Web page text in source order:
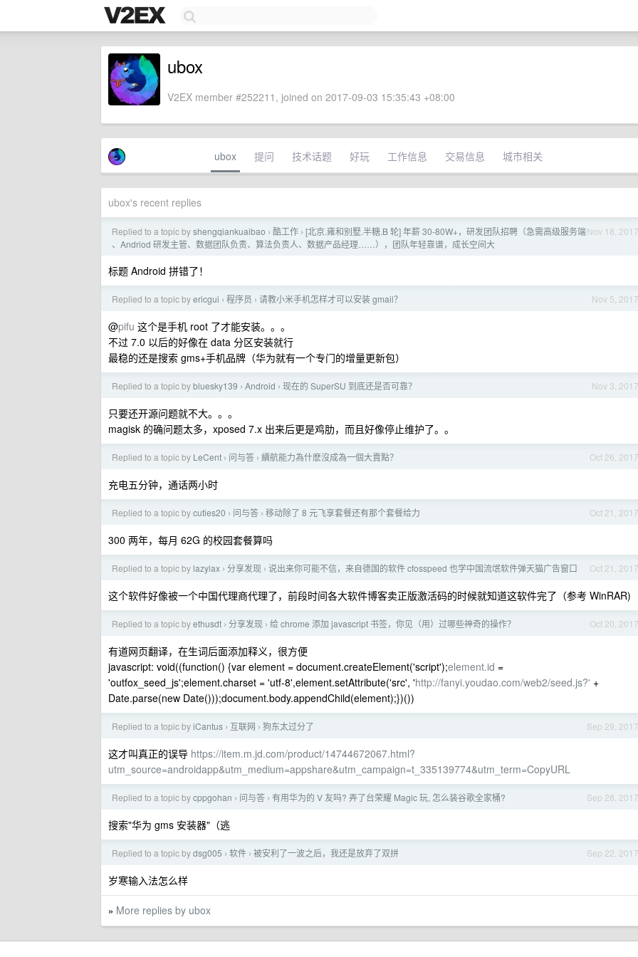
ubox
V2EX member #252211, joined on 2017-09-03 15:35:43 +08:00
ubox 提问 技术话题 好玩 工作信息 交易信息 城市相关
ubox's recent replies
Nov 18, 2017
Replied to a topic byshengqiankuaibao › 酷工作 › [北京.雍和别墅.半糖.B 轮] 年薪 30-80W+，研发团队招聘（急需高级服务端
、Andriod 研发主管、数据团队负责、算法负责人、数据产品经理……），团队年轻靠谱，成长空间大
标题 Android 拼错了！
Nov 5, 2017
Replied to a topic byericgui › 程序员 › 请教小米手机怎样才可以安装 gmail？
@pifu 这个是手机 root 了才能安装。。。
不过 7.0 以后的好像在 data 分区安装就行
最稳的还是搜索 gms+手机品牌（华为就有一个专门的增量更新包）
Nov 3, 2017
Replied to a topic bybluesky139 › Android › 现在的 SuperSU 到底还是否可靠？
只要还开源问题就不大。。。
magisk 的确问题太多，xposed 7.x 出来后更是鸡肋，而且好像停止维护了。。
Oct 26, 2017
Replied to a topic by LeCent › 问与答 › 續航能力為什麽沒成為一個大賣點？
充电五分钟，通话两小时
Oct 21, 2017
Replied to a topic bycuties20 › 问与答 › 移动除了 8 元飞享套餐还有那个套餐给力
300 两年，每月 62G 的校园套餐算吗
Oct 21, 2017
Replied to a topic by lazylax › 分享发现 › 说出来你可能不信，来自德国的软件 cfosspeed 也学中国流氓软件弹天猫广告窗口
这个软件好像被一个中国代理商代理了，前段时间各大软件博客卖正版激活码的时候就知道这软件完了（参考 WinRAR)
Oct 20, 2017
Replied to a topic byethusdt › 分享发现 › 给 chrome 添加 javascript 书签，你见（用）过哪些神奇的操作？
有道网页翻译，在生词后面添加释义，很方便
javascript: void((function() {var element = document.createElement('script');element.id =
'outfox_seed_js';element.charset = 'utf-8',element.setAttribute('src', 'http://fanyi.youdao.com/web2/seed.js?' +
Date.parse(new Date()));document.body.appendChild(element);})())
Sep 29, 2017
Replied to a topic byiCantus › 互联网 › 狗东太过分了
这才叫真正的误导 https://item.m.jd.com/product/14744672067.html?
utm_source=androidapp&utm_medium=appshare&utm_campaign=t_335139774&utm_term=CopyURL
Sep 28, 2017
Replied to a topic bycppgohan › 问与答 › 有用华为的 V 友吗? 弄了台荣耀 Magic 玩, 怎么装谷歌全家桶?
搜索"华为 gms 安装器"（逃
Sep 22, 2017
Replied to a topic bydsg005 › 软件 › 被安利了一波之后，我还是放弃了双拼
岁寒输入法怎么样
» More replies by ubox